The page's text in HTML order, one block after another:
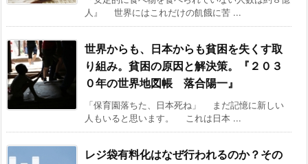
人』 世界にはこれだけの飢餓に苦 ...
世界からも、日本からも貧困を失くす取
り組み。貧困の原因と解決策。『２０３
０年の世界地図帳 落合陽一』
「保育園落ちた、日本死ね」 まだ記憶に新しい
人もいると思います。 これは日本 ...
レジ袋有料化はなぜ行われるのか？その